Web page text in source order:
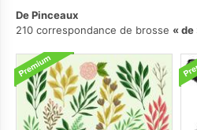
De Pinceaux
210 correspondance de brosse
de